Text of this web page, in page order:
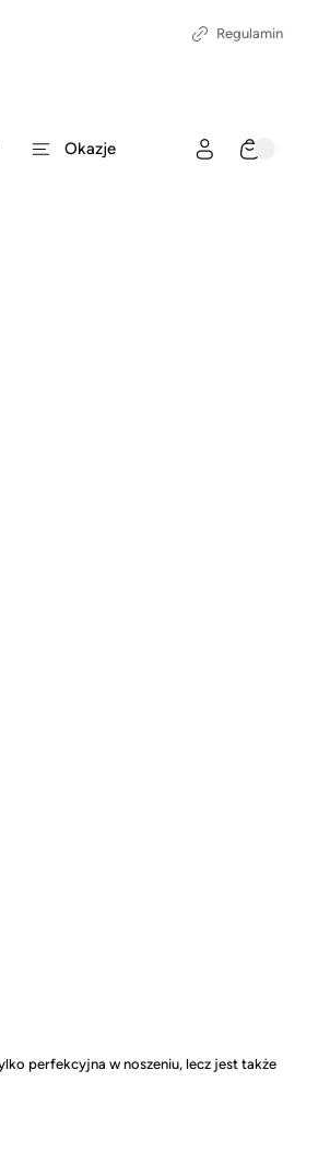
Regulamin
Okazje
perfekcyjna w noszeniu, lecz jest także